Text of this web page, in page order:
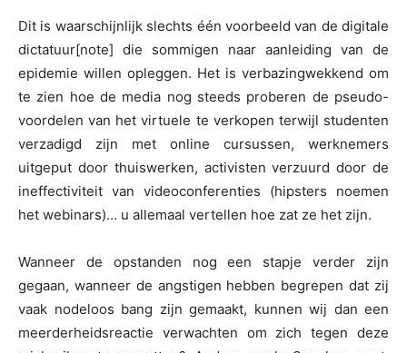
Dit is waarschijnlijk slechts één voorbeeld van de digitale
dictatuur[note] die sommigen naar aanleiding van de
epidemie willen opleggen. Het is verbazingwekkend om
te zien hoe de media nog steeds proberen de pseudo-
voordelen van het virtuele te verkopen terwijl studenten
verzadigd zijn met online cursussen, werknemers
uitgeput door thuiswerken, activisten verzuurd door de
ineffectiviteit van videoconferenties (hipsters noemen
het webinars)… u allemaal vertellen hoe zat ze het zijn.
Wanneer de opstanden nog een stapje verder zijn
gegaan, wanneer de angstigen hebben begrepen dat zij
vaak nodeloos bang zijn gemaakt, kunnen wij dan een
meerderheidsreactie verwachten om zich tegen deze